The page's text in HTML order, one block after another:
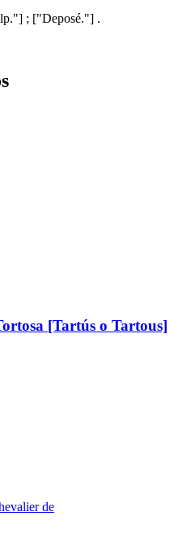
; ["Deposé."] .
[Tartús o Tartous]
de